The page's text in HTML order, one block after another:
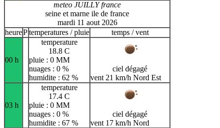
meteo JUILLY france
seine et marne ile de france
mardi 11 aout 2026
heurePtemperatures / pluie temps / vent
00 h
temperature
18.8 C
pluie : 0 MM
nuages : 0 %
humidite : 62 %
ciel dégagé
vent 21 km/h Nord Est
03 h
temperature
17.4 C
pluie : 0 MM
nuages : 0 %
humidite : 67 %
ciel dégagé
vent 17 km/h Nord